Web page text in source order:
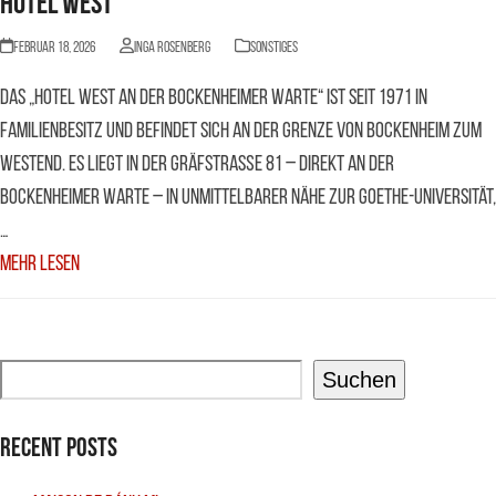
Februar 18, 2026 Inga Rosenberg Sonstiges
Das „Hotel West an der Bockenheimer Warte“ ist seit 1971 in
Familienbesitz und befindet sich an der Grenze von Bockenheim zum
Westend. Es liegt in der Gräfstraße 81 – direkt an der
Bockenheimer Warte – in unmittelbarer Nähe zur Goethe-Universität,
…
Mehr Lesen
Suchen
Recent Posts